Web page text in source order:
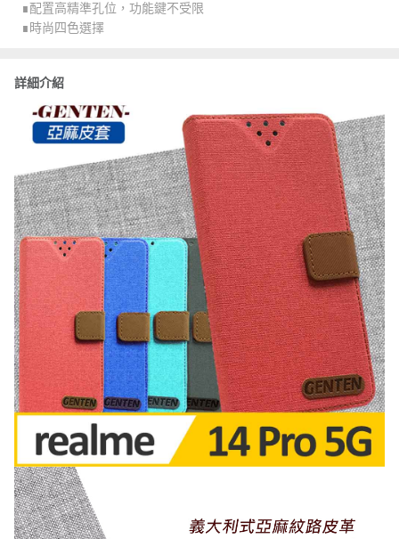
∎配置高精準孔位，功能鍵不受限
∎時尚四色選擇
詳細介紹